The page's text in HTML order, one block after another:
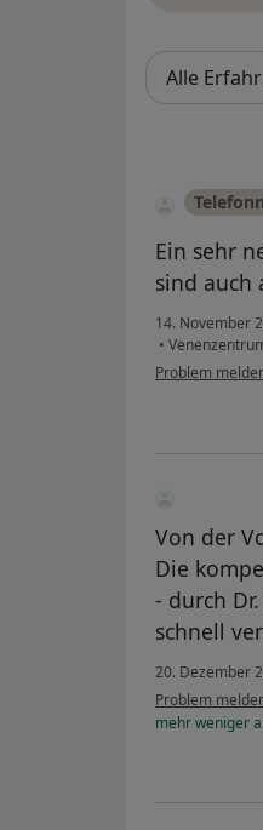
Ein sehr
sind auch
14. November
•
Problem
Von der
Die
- durch
schnell
20. Dezember
Problem
mehrweniger